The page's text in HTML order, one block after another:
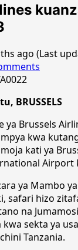
ago (Last
BRUSSELS
ya Brussels
kwa
kati ya
Airport
ya Mambo
safari hizo
na
sekta ya
Tanzania.